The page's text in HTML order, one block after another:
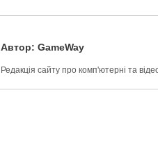
Автор: GameWay
Редакція сайту про комп'ютерні та